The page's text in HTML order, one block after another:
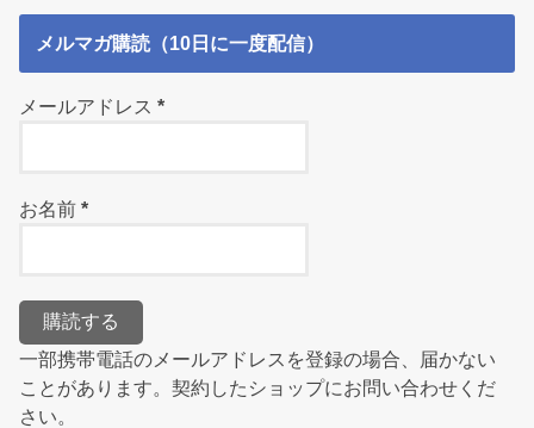
メルマガ購読（10日に一度配信）
メールアドレス*
お名前*
一部携帯電話のメールアドレスを登録の場合、届かない
ことがあります。契約したショップにお問い合わせくだ
さい。